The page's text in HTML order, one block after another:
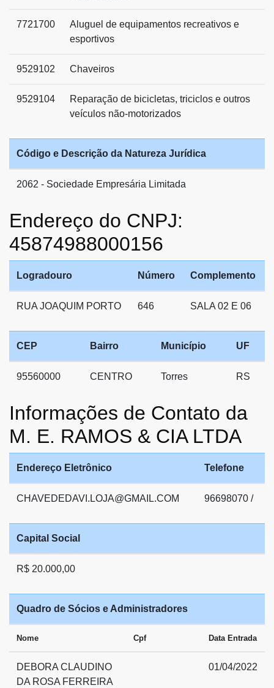
7721700
Aluguel de equipamentos recreativos e
esportivos
9529102 Chaveiros
9529104
Reparação de bicicletas, triciclos e outros
veículos não-motorizados
Código e Descrição da Natureza Jurídica
2062 - Sociedade Empresária Limitada
Endereço do CNPJ:
45874988000156
Logradouro Número Complemento
RUA JOAQUIM PORTO 646 SALA 02 E 06
CEP Bairro Município UF
95560000 CENTRO Torres RS
Informações de Contato da
M. E. RAMOS & CIA LTDA
Endereço Eletrônico Telefone
CHAVEDEDAVI.LOJA@GMAIL.COM 96698070 /
Capital Social
R$ 20.000,00
Quadro de Sócios e Administradores
Nome Cpf Data Entrada
DEBORA CLAUDINO
DA ROSA FERREIRA
01/04/2022